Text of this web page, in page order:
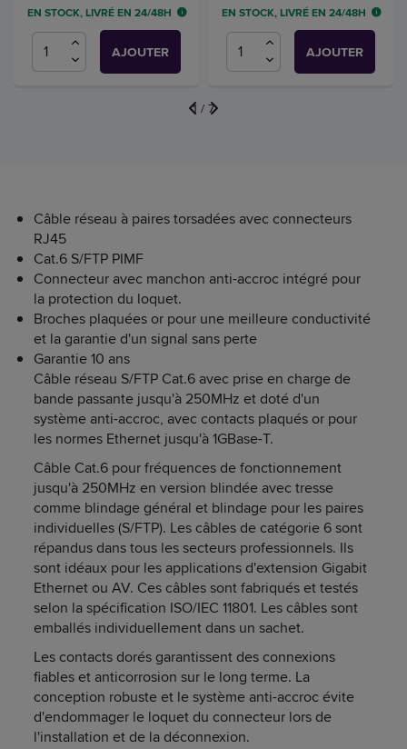
EN STOCK, LIVRÉ EN 24/48H
AJOUTER
EN STOCK, LIVRÉ EN 24/48H
AJOUTER
1 / 7
Câble réseau à paires torsadées avec connecteurs
RJ45
Cat.6 S/FTP PIMF
Connecteur avec manchon anti-accroc intégré pour
la protection du loquet.
Broches plaquées or pour une meilleure conductivité
et la garantie d'un signal sans perte
Garantie 10 ans
Câble réseau S/FTP Cat.6 avec prise en charge de
bande passante jusqu'à 250MHz et doté d'un
système anti-accroc, avec contacts plaqués or pour
les normes Ethernet jusqu'à 1GBase-T.
Câble Cat.6 pour fréquences de fonctionnement
jusqu'à 250MHz en version blindée avec tresse
comme blindage général et blindage pour les paires
individuelles (S/FTP). Les câbles de catégorie 6 sont
répandus dans tous les secteurs professionnels. Ils
sont idéaux pour les applications d'extension Gigabit
Ethernet ou AV. Ces câbles sont fabriqués et testés
selon la spécification ISO/IEC 11801. Les câbles sont
emballés individuellement dans un sachet.
Les contacts dorés garantissent des connexions
fiables et anticorrosion sur le long terme. La
conception robuste et le système anti-accroc évite
d'endommager le loquet du connecteur lors de
l'installation et de la déconnexion.